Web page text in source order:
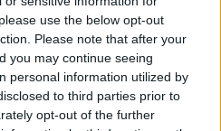
use the below opt-out
Please note that after your
you may continue seeing
personal information utilized by
to third parties prior to
opt-out of the further
Καράτζης: Αίτημα
διαγραφής των μετοχών
της από το ΧΑ
19/06/2020 - 18:35